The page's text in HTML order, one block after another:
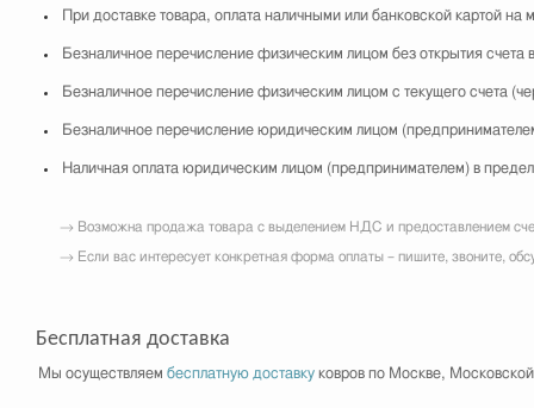
При доставке товара, оплата наличными или банковской картой
Безналичное перечисление физическим лицом без открытия счета
Безналичное перечисление физическим лицом с текущего счета
Безналичное перечисление юридическим лицом
Наличная оплата юридическим лицом (предпринимателем) в
→ Возможна продажа товара с выделением НДС и предоставлением
→ Если вас интересует конкретная форма оплаты – пишите, звоните,
Бесплатная доставка
Мы осуществляем бесплатную доставку ковров по Москве,